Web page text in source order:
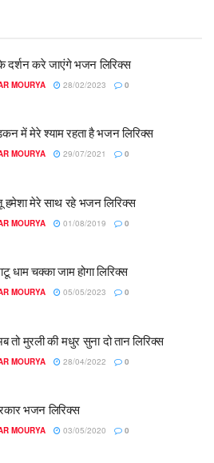
के दर्शन करे जाएंगे भजन लिरिक्स
MOURYA 28/02/2023 0
में मेरे श्याम रहता है भजन लिरिक्स
MOURYA 29/07/2021 0
हमेशा मेरे साथ रहे भजन लिरिक्स
MOURYA 01/08/2019 0
धाम चक्का जाम होगा लिरिक्स
MOURYA 05/05/2023 0
तो मुरली की मधुर सुना दो तान लिरिक्स
MOURYA 28/04/2022 0
भजन लिरिक्स
MOURYA 03/05/2020 0